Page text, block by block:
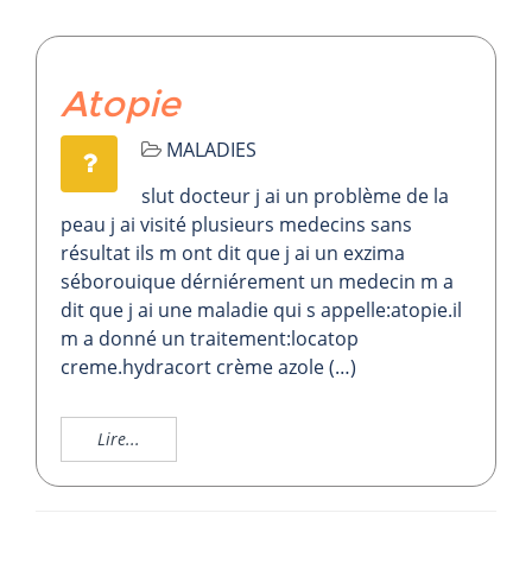
Atopie
MALADIES
slut docteur j ai un problème de la
peau j ai visité plusieurs medecins sans
résultat ils m ont dit que j ai un exzima
séborouique dérniérement un medecin m a
dit que j ai une maladie qui s appelle:atopie.il
m a donné un traitement:locatop
creme.hydracort crème azole (…)
Lire...